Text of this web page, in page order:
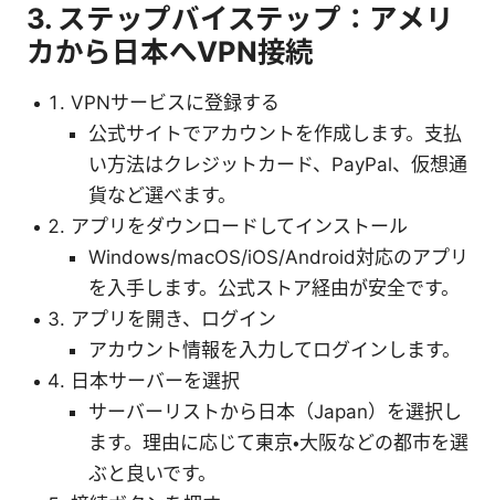
3. ステップバイステップ：アメリ
カから日本へVPN接続
VPNサービスに登録する
公式サイトでアカウントを作成します。支払
い方法はクレジットカード、PayPal、仮想通
貨など選べます。
アプリをダウンロードしてインストール
Windows/macOS/iOS/Android対応のアプリ
を入手します。公式ストア経由が安全です。
アプリを開き、ログイン
アカウント情報を入力してログインします。
日本サーバーを選択
サーバーリストから日本（Japan）を選択し
ます。理由に応じて東京・大阪などの都市を選
ぶと良いです。